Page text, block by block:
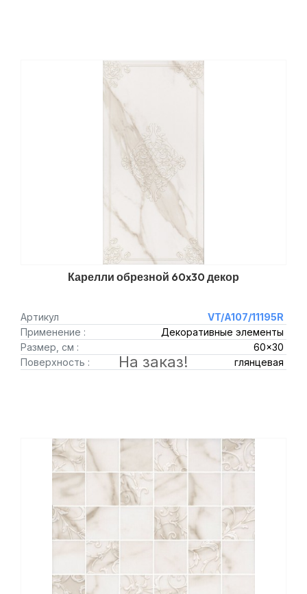
Карелли обрезной 60x30 декор
Артикул
VT/A107/11195R
Применение :
Декоративные элементы
Размер, см :
60x30
Поверхность :
глянцевая
На заказ!